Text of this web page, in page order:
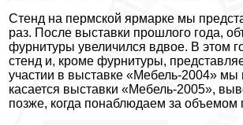
Стенд на пермской ярмарке мы
раз. После выставки прошлого года,
фурнитуры увеличился вдвое. В этом
стенд и, кроме фурнитуры,
участии в выставке «Мебель-2004» мы
касается выставки «Мебель-2005»,
позже, когда понаблюдаем за объемом